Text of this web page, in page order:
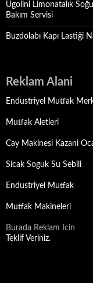
Ugolini Limonatalık
Bakım Servisi
Buzdolabı Kapı Lastiği
Reklam Alani
Endustriyel Mutfak
Mutfak Aletleri
Cay Makinesi Kazani
Sicak Soguk Su Sebili
Endustriyel Mutfak
Mutfak Makineleri
Burada Reklam Icin
Teklif Veriniz.